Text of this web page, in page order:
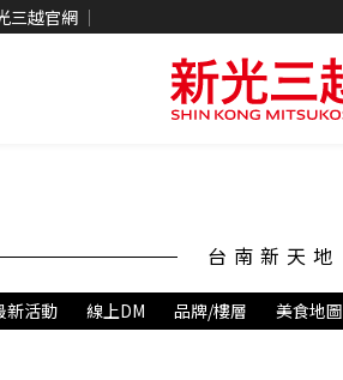
三越官網
台南新天地
新活動 線上DM 品牌/樓層 美食地圖